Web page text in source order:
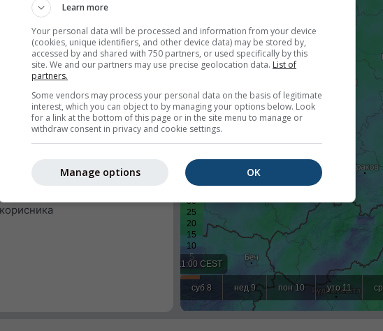
временску прогнозу за
или покушати да открије
вашег сајта.
локацију
Learn more
Your personal data will be processed and information from your device
(cookies, unique identifiers, and other device data) may be stored by,
accessed by and shared with 750 partners, or used specifically by this
site. We and our partners may use precise geolocation data. List of
partners.
Some vendors may process your personal data on the basis of legitimate
interest, which you can object to by managing your options below. Look
for a link at the bottom of this page or in the site menu to manage or
withdraw consent in privacy and cookie settings.
OK
Manage options